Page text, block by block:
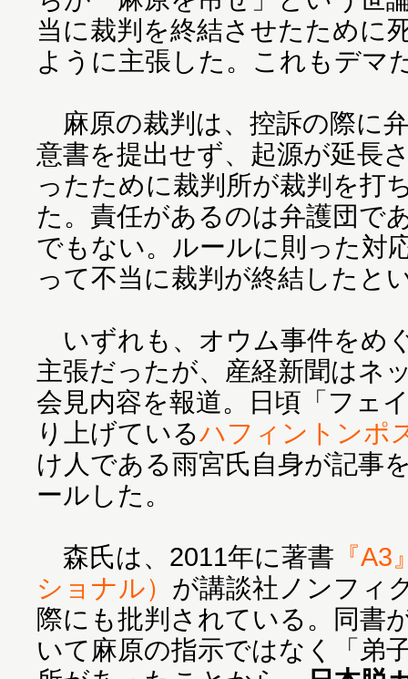
当に裁判を終結させたために
ように主張した。これもデマ
麻原の裁判は、控訴の際に
意書を提出せず、起源が延長
ったために裁判所が裁判を打
た。責任があるのは弁護団で
でもない。ルールに則った対
って不当に裁判が終結したと
いずれも、オウム事件をめ
主張だったが、産経新聞はネ
会見内容を報道。日頃「フェ
り上げているハフィントンポ
け人である雨宮氏自身が記事
ールした。
森氏は、2011年に著書 『
ショナル） が講談社ノンフィ
際にも批判されている。同書
いて麻原の指示ではなく「弟